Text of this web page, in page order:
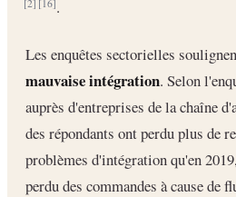
[2] [16] .
Les enquêtes sectorielles
mauvaise intégration. Selon
auprès d'entreprises de la chaîne
des répondants ont perdu plus de
problèmes d'intégration qu'en
perdu des commandes à cause de